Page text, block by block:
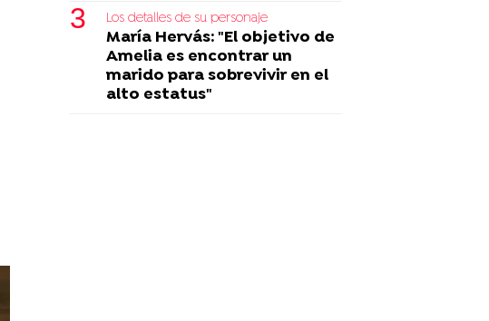
Los detalles de su personaje
María Hervás: "El objetivo de
Amelia es encontrar un
marido para sobrevivir en el
alto estatus"